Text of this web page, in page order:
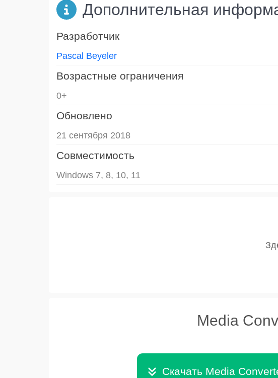
Дополнительная
Разработчик
Pascal Beyeler
Возрастные ограничения
0+
Обновлено
21 сентября 2018
Совместимость
Windows 7, 8, 10, 11
Media
Скачать Media